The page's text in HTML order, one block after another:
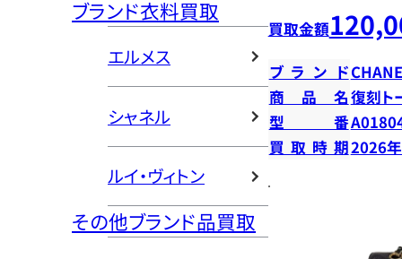
ブランド衣料買取
エルメス
シャネル
ルイ・ヴィトン
その他ブランド品買取
買取金額
ブランド
商品名復刻ト
型番
買取時期2026